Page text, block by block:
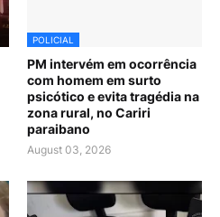
POLICIAL
PM intervém em ocorrência
com homem em surto
psicótico e evita tragédia na
zona rural, no Cariri
paraibano
August 03, 2026